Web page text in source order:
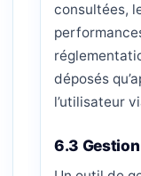
consultées,
déposés
l’utilisateur
6.3